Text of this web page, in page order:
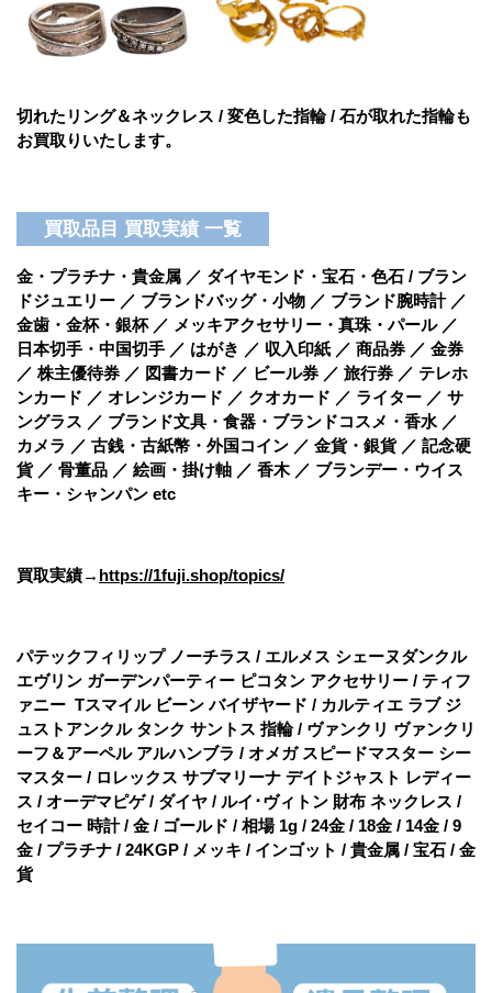
切れたリング＆ネックレス / 変色した指輪 / 石が取れた指輪も
お買取りいたします。
買取品目 買取実績 一覧
金・プラチナ・貴金属 ／ ダイヤモンド・宝石・色石 / ブラン
ドジュエリー ／ ブランドバッグ・小物 ／ ブランド腕時計 ／
金歯・金杯・銀杯 ／ メッキアクセサリー・真珠・パール ／
日本切手・中国切手 ／ はがき ／ 収入印紙 ／ 商品券 ／ 金券
／ 株主優待券 ／ 図書カード ／ ビール券 ／ 旅行券 ／ テレホ
ンカード ／ オレンジカード ／ クオカード ／ ライター ／ サ
ングラス ／ ブランド文具・食器・ブランドコスメ・香水 ／
カメラ ／ 古銭・古紙幣・外国コイン ／ 金貨・銀貨 ／ 記念硬
貨 ／ 骨董品 ／ 絵画・掛け軸 ／ 香木 ／ ブランデー・ウイス
キー・シャンパン etc
買取実績→ https://1fuji.shop/topics/
パテックフィリップ ノーチラス / エルメス シェーヌダンクル
エヴリン ガーデンパーティー ピコタン アクセサリー / ティフ
ァニー Tスマイル ビーン バイザヤード / カルティエ ラブ ジ
ュストアンクル タンク サントス 指輪 / ヴァンクリ ヴァンクリ
ーフ＆アーペル アルハンブラ / オメガ スピードマスター シー
マスター / ロレックス サブマリーナ デイトジャスト レディー
ス / オーデマピゲ / ダイヤ / ルイ･ヴィトン 財布 ネックレス /
セイコー 時計 / 金 / ゴールド / 相場 1g / 24金 / 18金 / 14金 / 9
金 / プラチナ / 24KGP / メッキ / インゴット / 貴金属 / 宝石 / 金
貨